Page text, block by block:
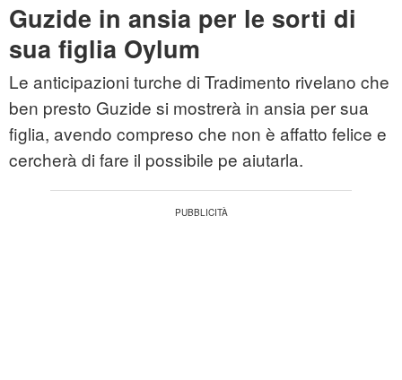
Guzide in ansia per le sorti di
sua figlia Oylum
Le anticipazioni turche di Tradimento rivelano che
ben presto Guzide si mostrerà in ansia per sua
figlia, avendo compreso che non è affatto felice e
cercherà di fare il possibile pe aiutarla.